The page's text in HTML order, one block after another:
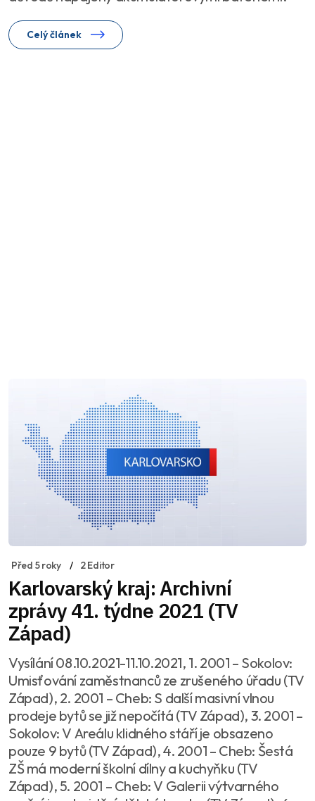
Celý článek
Před 5 roky 2 Editor
Karlovarský kraj: Archivní
zprávy 41. týdne 2021 (TV
Západ)
Vysílání 08.10.2021-11.10.2021, 1. 2001 – Sokolov:
Umisťování zaměstnanců ze zrušeného úřadu (TV
Západ), 2. 2001 – Cheb: S další masivní vlnou
prodeje bytů se již nepočítá (TV Západ), 3. 2001 –
Sokolov: V Areálu klidného stáří je obsazeno
pouze 9 bytů (TV Západ), 4. 2001 – Cheb: Šestá
ZŠ má moderní školní dílny a kuchyňku (TV
Západ), 5. 2001 – Cheb: V Galerii výtvarného